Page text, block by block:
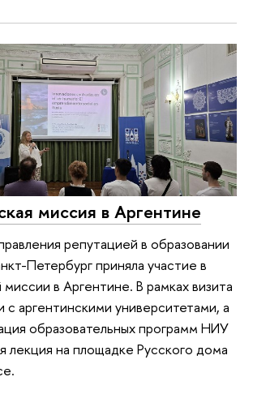
миссия в Аргентине
репутацией в образовании
Петербург приняла участие в
в Аргентине. В рамках визита
с аргентинскими университетами, а
образовательных программ НИУ
лекция на площадке Русского дома